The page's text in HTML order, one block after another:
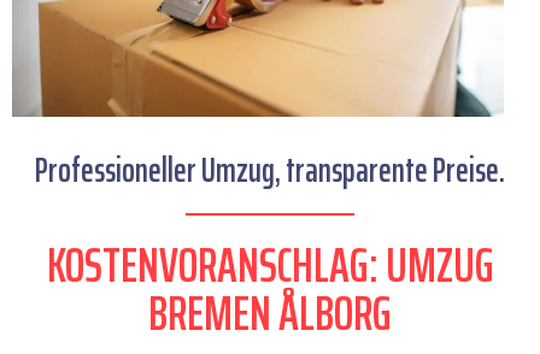
Professioneller Umzug, transparente Preise.
KOSTENVORANSCHLAG: UMZUG
BREMEN ÅLBORG